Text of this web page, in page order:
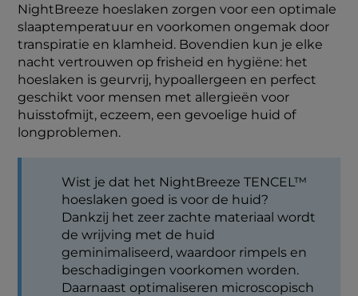
NightBreeze hoeslaken zorgen voor een optimale
slaaptemperatuur en voorkomen ongemak door
transpiratie en klamheid. Bovendien kun je elke
nacht vertrouwen op frisheid en hygiëne: het
hoeslaken is geurvrij, hypoallergeen en perfect
geschikt voor mensen met allergieën voor
huisstofmijt, eczeem, een gevoelige huid of
longproblemen.
Wist je dat het NightBreeze TENCEL™
hoeslaken goed is voor de huid?
Dankzij het zeer zachte materiaal wordt
de wrijving met de huid
geminimaliseerd, waardoor rimpels en
beschadigingen voorkomen worden.
Daarnaast optimaliseren microscopisch